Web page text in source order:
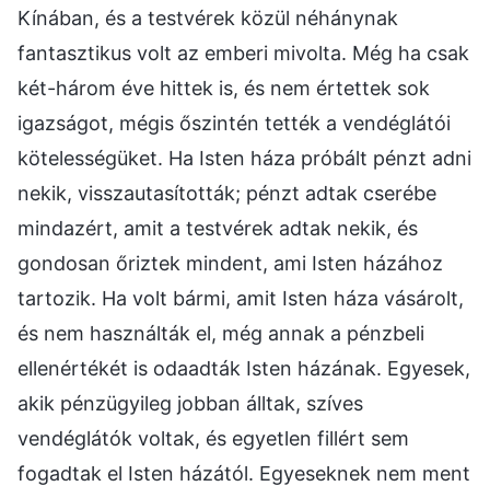
Kínában, és a testvérek közül néhánynak
fantasztikus volt az emberi mivolta. Még ha csak
két-három éve hittek is, és nem értettek sok
igazságot, mégis őszintén tették a vendéglátói
kötelességüket. Ha Isten háza próbált pénzt adni
nekik, visszautasították; pénzt adtak cserébe
mindazért, amit a testvérek adtak nekik, és
gondosan őriztek mindent, ami Isten házához
tartozik. Ha volt bármi, amit Isten háza vásárolt,
és nem használták el, még annak a pénzbeli
ellenértékét is odaadták Isten házának. Egyesek,
akik pénzügyileg jobban álltak, szíves
vendéglátók voltak, és egyetlen fillért sem
fogadtak el Isten házától. Egyeseknek nem ment